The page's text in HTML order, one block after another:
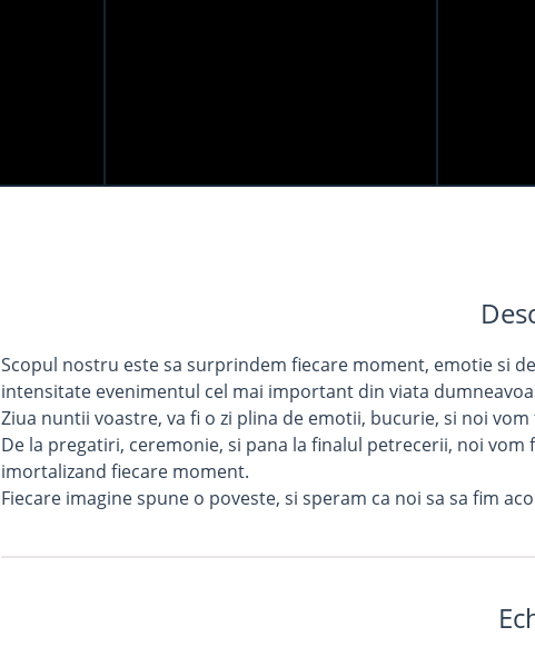
Scopul nostru este sa surprindem fiecare moment, emotie si
intensitate evenimentul cel mai important din viata
Ziua nuntii voastre, va fi o zi plina de emotii, bucurie, si noi
De la pregatiri, ceremonie, si pana la finalul petrecerii, noi
imortalizand fiecare moment.
Fiecare imagine spune o poveste, si speram ca noi sa sa fim